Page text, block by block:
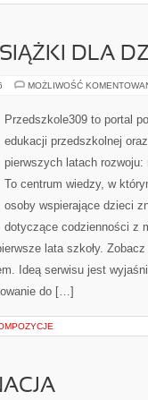
DLA
MOŻLIWOŚĆ
Przedszkole309 to portal
edukacji przedszkolnej
pierwszych latach
To centrum wiedzy, w
osoby wspierające dzieci
dotyczące codzienności z
lata szkoły.
Ideą serwisu jest
do […]